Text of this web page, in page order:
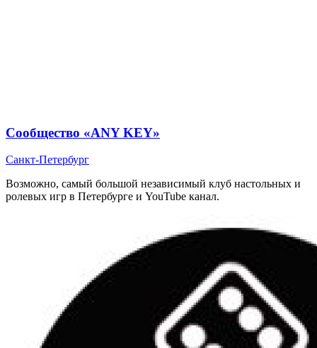
Сообщество «ANY KEY»
Санкт-Петербург
Возможно, самый большой независимый клуб настольных и
ролевых игр в Петербурге и YouTube канал.